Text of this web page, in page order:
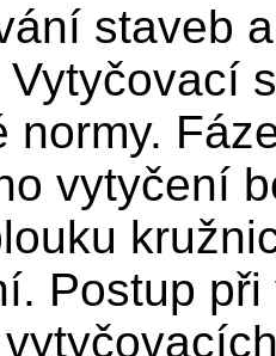
staveb
normy.
vytyčení
Postup